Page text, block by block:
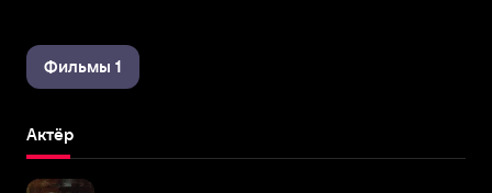
Фильмы 1
Актёр